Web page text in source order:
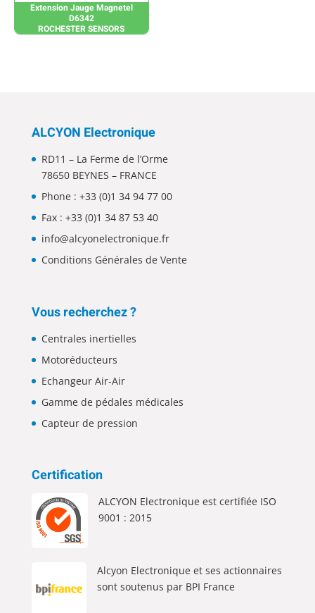
Extension Jauge Magnetel
D6342
ROCHESTER SENSORS
ALCYON Electronique
RD11 – La Ferme de l’Orme
78650 BEYNES – FRANCE
Phone : +33 (0)1 34 94 77 00
Fax : +33 (0)1 34 87 53 40
info@alcyonelectronique.fr
Conditions Générales de Vente
Vous recherchez ?
Centrales inertielles
Motoréducteurs
Echangeur Air-Air
Gamme de pédales médicales
Capteur de pression
Certification
ALCYON Electronique est certifiée ISO
9001 : 2015
Alcyon Electronique et ses actionnaires
sont soutenus par BPI France